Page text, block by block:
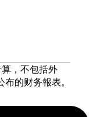
，不包括外
的财务報表。